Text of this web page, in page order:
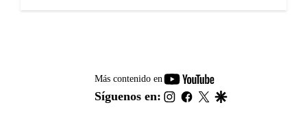
Más contenido en
youtube-
footer
Síguenos en: instagram
facebook
twitter